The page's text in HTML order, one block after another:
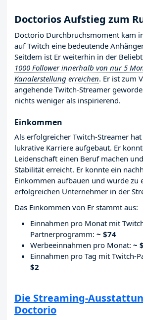
Doctorios Aufstieg zum
Doctorio Durchbruchsmoment kam
auf Twitch eine bedeutende
Seitdem ist Er weiterhin in der
1000 Follower innerhalb von nur 5
Kanalerstellung erreichen. Er ist zum
angehende Twitch-Streamer
nichts weniger als inspirierend.
Einkommen
Als erfolgreicher Twitch-Streamer
lukrative Karriere aufgebaut. Er
Leidenschaft einen Beruf machen
Stabilität erreicht. Er konnte ein
Einkommen aufbauen und wurde zu
erfolgreichen Unternehmer in der
Das Einkommen von Er stammt aus:
Einnahmen pro Monat mit
Partnerprogramm: ~ $74
Werbeeinnahmen pro Monat: ~
Einnahmen pro Tag mit Twitch-
$2
Die Streaming-
Doctorio